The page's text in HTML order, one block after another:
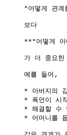
"어떻게 관
보다
**"어떻게 아
가 더 중요한
예를 들어,
* 아버지의
* 폭언이 시
* 해결할 수
* 어머니를